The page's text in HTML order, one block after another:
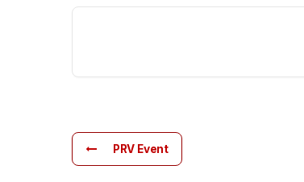
PRV Event